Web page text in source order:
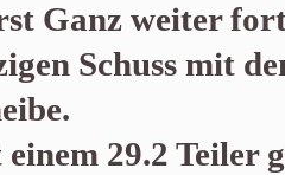
Ganz weiter
Schuss mit
29.2 Teiler